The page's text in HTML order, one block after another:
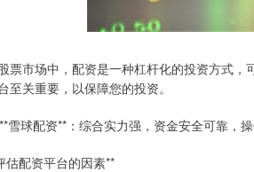
票市场中，配资是一种杠杆化的投资方式
至关重要，以保障您的投资。
雪球配资**：综合实力强，资金安全可靠，操
估配资平台的因素**